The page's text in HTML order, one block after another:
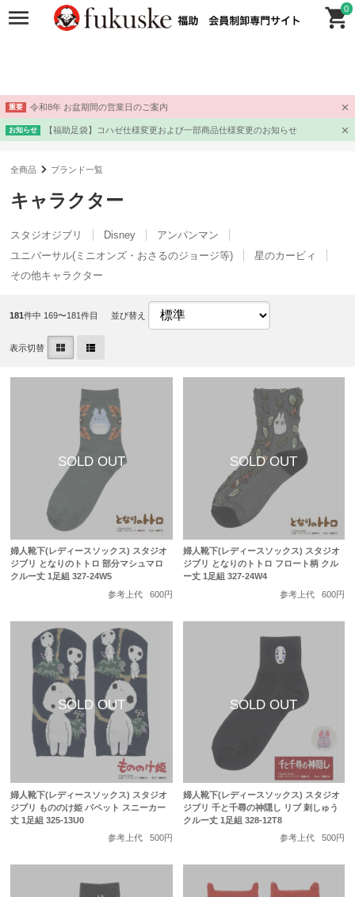
重要 令和8年 お盆期間の営業日のご案内
お知らせ 【福助足袋】コハゼ仕様変更および一部商品仕様変更のお知らせ
0
全商品 ブランド一覧
キャラクター
スタジオジブリ Disney
アンパンマン
ユニバーサル(ミニオンズ・おさるのジョージ等)
星のカービィ
その他キャラクター
181件中 169〜181件目 並び替え
表示切替
婦人靴下(レディースソックス) スタジオ
ジブリ となりのトトロ 部分マシュマロ
クルー丈 1足組 327-24W5
参考上代
600円
婦人靴下(レディースソックス) スタジオ
ジブリ となりのトトロ フロート柄 クル
ー丈 1足組 327-24W4
参考上代
600円
婦人靴下(レディースソックス) スタジオ
ジブリ もののけ姫 パペット スニーカー
丈 1足組 325-13U0
参考上代
500円
婦人靴下(レディースソックス) スタジオ
ジブリ 千と千尋の神隠し リブ 刺しゅう
クルー丈 1足組 328-12T8
参考上代
500円